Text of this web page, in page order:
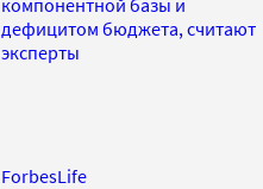
дефицитом бюджета, считают
эксперты
ForbesLife